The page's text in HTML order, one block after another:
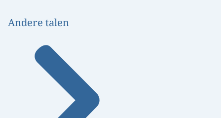
Andere talen